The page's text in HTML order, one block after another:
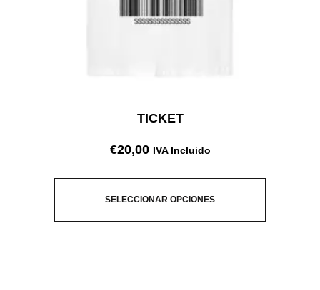
TICKET
€20,00 IVA Incluido
SELECCIONAR OPCIONES